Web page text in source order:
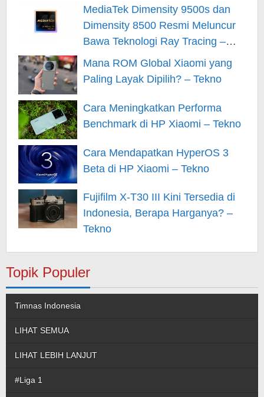
MediaTek Dimensity 9500s dan
Dimensity 8500 Resmi Meluncur
Bawa Teknologi Ray Tracing –
Tekno
Mana ROM Global Xiaomi yang
Paling Layak Dipilih? – Tekno
Cara Meningkatkan Performa
Benchmark di HP Xiaomi – Tekno
Cara Mendapatkan HyperOS 3
Beta di HP Xiaomi – Tekno
Fujifilm X-T30 III Kini Tersedia di
Indonesia, Berapa Harganya? –
Tekno
Topik Populer
Timnas Indonesia
LIHAT SEMUA
LIHAT LEBIH LANJUT
#Liga 1